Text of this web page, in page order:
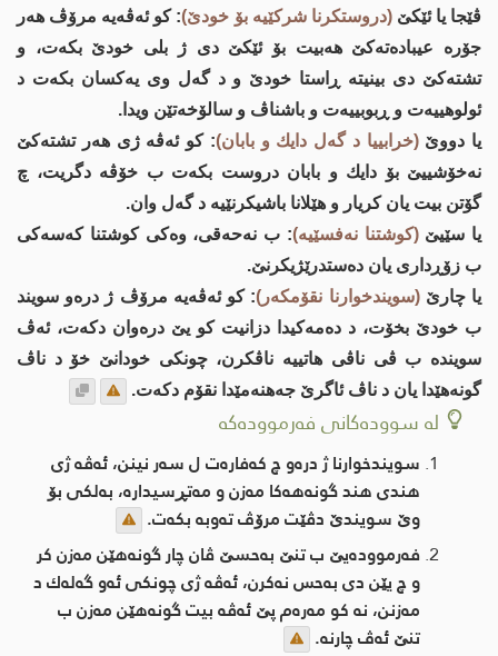
ڤێجا یا ئێكێ(دروستكرنا شركێیه‌ بۆ خودێ): كو ئه‌ڤه‌یه‌ مرۆڤ هه‌ر
جۆره‌ عیباده‌ته‌كێ هه‌بیت بۆ ئێكێ دی ژ بلی خودێ بكه‌ت، و
تشته‌كێ دی بینیته‌ ڕاستا خودێ و د گه‌ل وی یه‌كسان بكه‌ت د
ئولوهییه‌ت و ڕبوبییه‌ت و باشناڤ و سالۆخه‌تێن ویدا.
یا دووێ(خرابییا د گه‌ل دایك و بابان): كو ئه‌ڤه‌ ژی هه‌ر تشته‌كێ
نه‌خۆشییێ بۆ دایك و بابان دروست بكه‌ت ب خۆڤه‌ دگریت، چ
گۆتن بیت یان كریار و هێلانا باشیكرنێیه‌ د گه‌ل وان.
یا سێیێ(كوشتنا نه‌فسێیه‌): ب نه‌حه‌قی، وه‌كی كوشتنا كه‌سه‌كی
ب زۆڕداری یان ده‌ستدرێژیكرنێ.
یا چارێ(سویندخوارنا نقۆمكه‌ر): كو ئه‌ڤه‌یه‌ مرۆڤ ژ دره‌و سویند
ب خودێ بخۆت، د ده‌مه‌كیدا دزانیت كو یێ دره‌وان دكه‌ت، ئه‌ڤ
سوینده‌ ب ڤی ناڤی هاتییه‌ ناڤكرن، چونكی خودانێ خۆ د ناڤ
گونه‌هێدا یان د ناڤ ئاگرێ جه‌هنه‌مێدا نقۆم دكه‌ت.
لە سوودەکانی فەرموودەکە
سویندخوارنا ژ دره‌و چ كه‌فاره‌ت ل سه‌ر نینن، ئه‌ڤه‌ ژی
هندی هند گونه‌هه‌كا مه‌زن و مه‌تڕسیداره‌، به‌لكی بۆ
وێ سویندێ دڤێت مرۆڤ ته‌وبه‌ بكه‌ت.
فه‌رمووده‌یێ ب تنێ به‌حسێ ڤان چار گونه‌هێن مه‌زن كر
و چ یێن دی به‌حس نه‌كرن، ئه‌ڤه‌ ژی چونكی ئه‌و گه‌له‌ك د
مه‌زنن، نه‌ كو مه‌ره‌م پێ ئه‌ڤه‌ بیت گونه‌ھێن مه‌زن ب
تنێ ئه‌ڤ چارنه‌.